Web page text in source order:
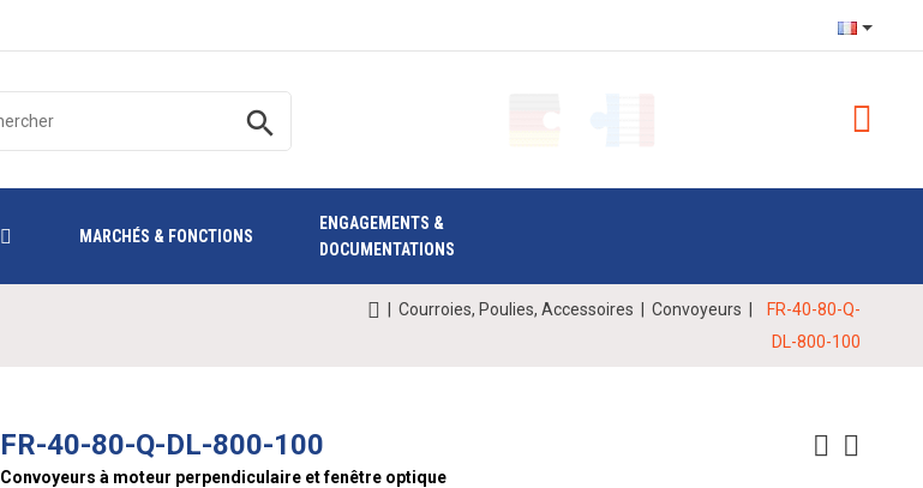
search
MARCHÉS & FONCTIONS
ENGAGEMENTS &
DOCUMENTATIONS
|Courroies, Poulies, Accessoires |Convoyeurs
FR-40-80-Q-
DL-800-100
FR-40-80-Q-DL-800-100
Convoyeurs à moteur perpendiculaire et fenêtre optique